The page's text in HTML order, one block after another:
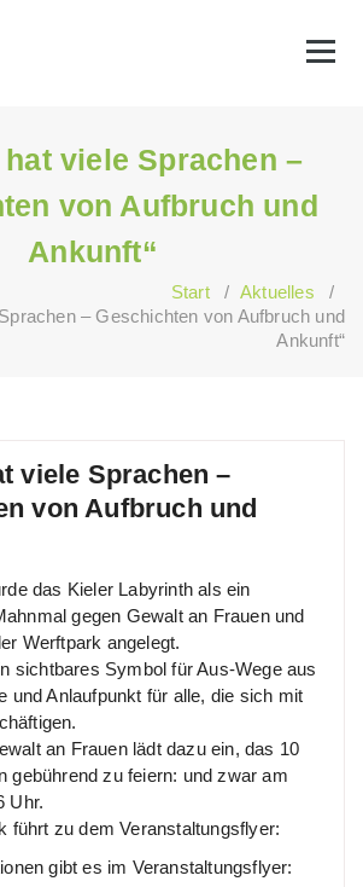
hat viele Sprachen –
von Aufbruch und
Ankunft“
Start/ Aktuelles /
– Geschichten von Aufbruch und
Ankunft“
viele Sprachen –
von Aufbruch und
das Kieler Labyrinth als ein
gegen Gewalt an Frauen und
Werftpark angelegt.
sichtbares Symbol für Aus-Wege aus
und Anlaufpunkt für alle, die sich mit
an Frauen lädt dazu ein, das 10
gebührend zu feiern: und zwar am
Uhr.
führt zu dem Veranstaltungsflyer:
gibt es im Veranstaltungsflyer: